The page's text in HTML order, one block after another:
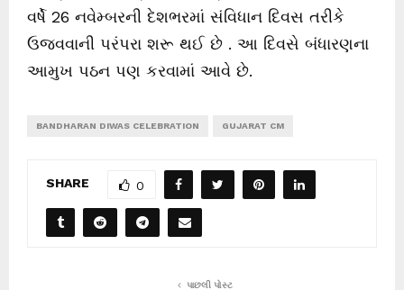
વર્ષે 26 નવેમ્બરની દેશભરમાં સંવિધાન દિવસ તરીકે
ઉજવવાની પરંપરા શરૂ થઈ છે . આ દિવસે બંધારણના
આમુખ પઠન પણ કરવામાં આવે છે.
BANDHARAN DIWAS CELEBRATION GUJARAT CM
SHARE 0
પાછલી પોસ્ટ